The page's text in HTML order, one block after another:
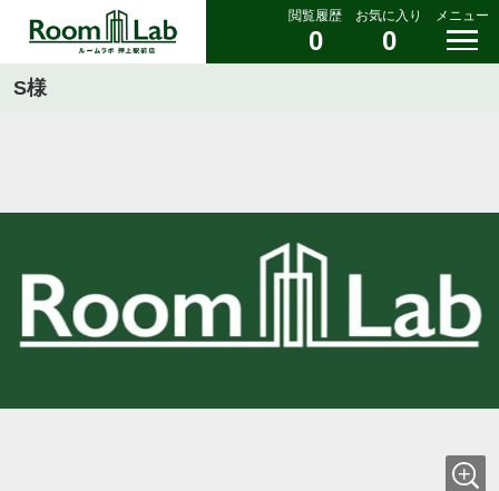
閲覧履歴
0
お気に入り
0
メニュー
S様